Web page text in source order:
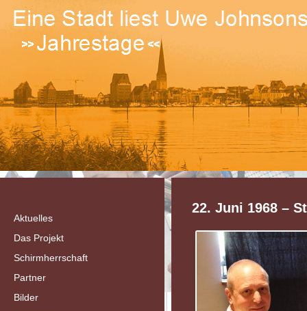
22. Juni 1968 –
Aktuelles
Das Projekt
Schirmherrschaft
Partner
Bilder